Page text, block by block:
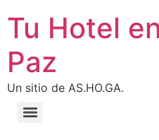
Tu Hotel
Paz
Un sitio de AS.HO.GA.